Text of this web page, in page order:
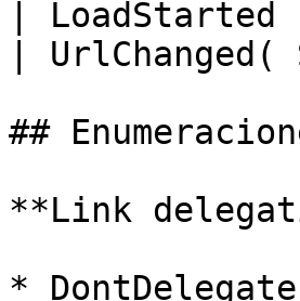
|
|
##
**Link
*